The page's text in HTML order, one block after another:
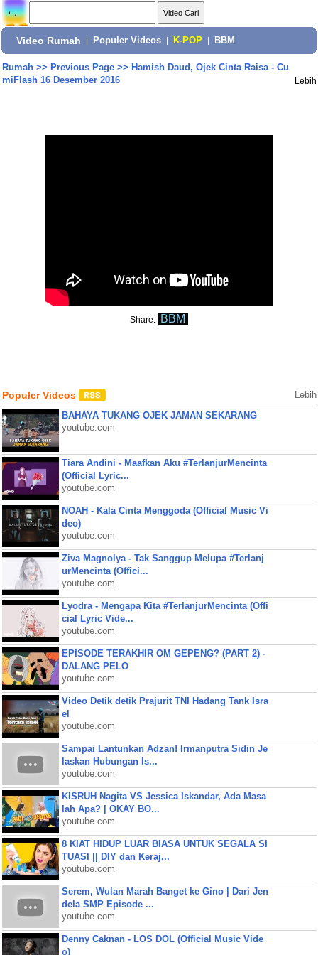
Video Rumah Populer Videos K-POP BBM
Rumah>> Previous Page>> Hamish Daud, Ojek Cinta Raisa - Cu
miFlash 16 Desember 2016
Lebih
Share: BBM
Populer Videos Lebih
BAHAYA TUKANG OJEK JAMAN SEKARANG
youtube.com
Tiara Andini - Maafkan Aku #TerlanjurMencinta
(Official Lyric...
youtube.com
NOAH - Kala Cinta Menggoda (Official Music Vi
deo)
youtube.com
Ziva Magnolya - Tak Sanggup Melupa #Terlanj
urMencinta (Offici...
youtube.com
Lyodra - Mengapa Kita #TerlanjurMencinta (Offi
cial Lyric Vide...
youtube.com
EPISODE TERAKHIR OM GEPENG? (PART 2) -
DALANG PELO
youtube.com
Video Detik detik Prajurit TNI Hadang Tank Isra
el
youtube.com
Sampai Lantunkan Adzan! Irmanputra Sidin Je
laskan Hubungan Is...
youtube.com
KISRUH Nagita VS Jessica Iskandar, Ada Masa
lah Apa? | OKAY BO...
youtube.com
8 KIAT HIDUP LUAR BIASA UNTUK SEGALA SI
TUASI || DIY dan Keraj...
youtube.com
Serem, Wulan Marah Banget ke Gino | Dari Jen
dela SMP Episode ...
youtube.com
Denny Caknan - LOS DOL (Official Music Vide
o)